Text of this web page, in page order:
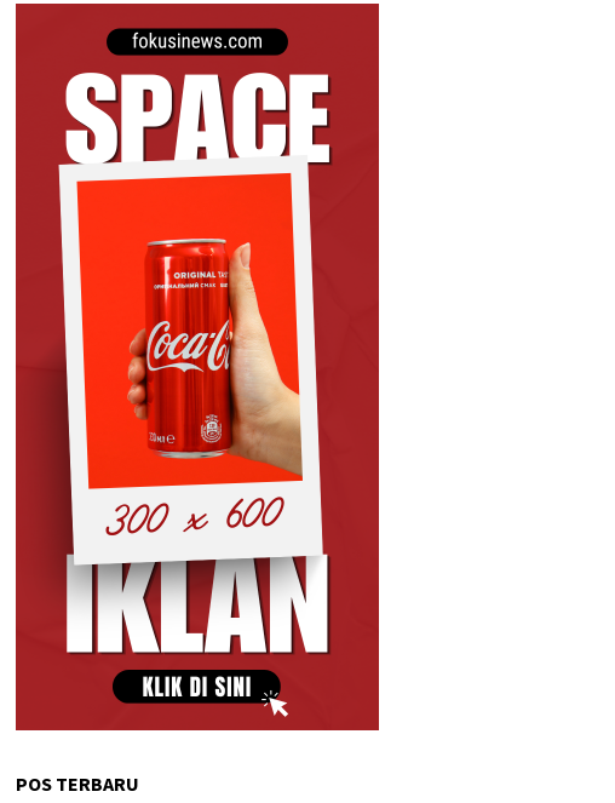
POS TERBARU